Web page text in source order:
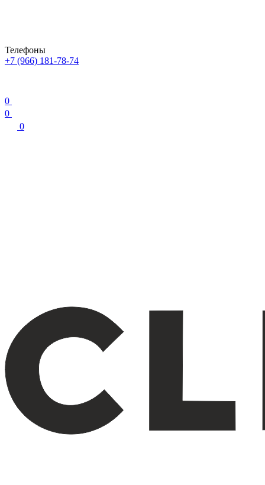
Телефоны
+7 (966) 181-78-74
0
0
0